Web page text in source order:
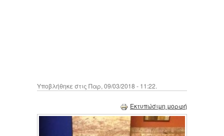
Υποβλήθηκε στις Παρ, 09/03/2018 - 11:22.
Εκτυπώσιμη μορφή